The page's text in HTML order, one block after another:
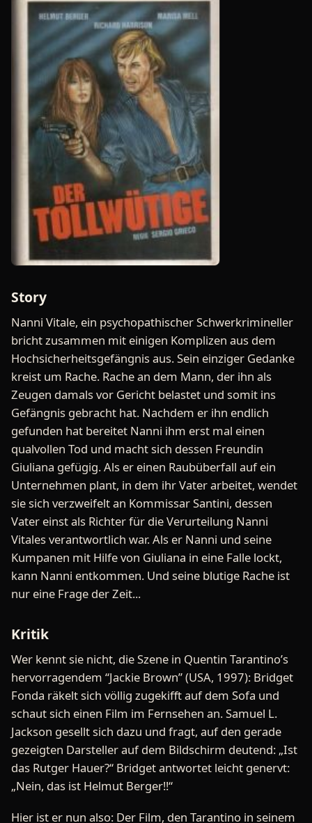
Story
Nanni Vitale, ein psychopathischer Schwerkrimineller
bricht zusammen mit einigen Komplizen aus dem
Hochsicherheitsgefängnis aus. Sein einziger Gedanke
kreist um Rache. Rache an dem Mann, der ihn als
Zeugen damals vor Gericht belastet und somit ins
Gefängnis gebracht hat. Nachdem er ihn endlich
gefunden hat bereitet Nanni ihm erst mal einen
qualvollen Tod und macht sich dessen Freundin
Giuliana gefügig. Als er einen Raubüberfall auf ein
Unternehmen plant, in dem ihr Vater arbeitet, wendet
sie sich verzweifelt an Kommissar Santini, dessen
Vater einst als Richter für die Verurteilung Nanni
Vitales verantwortlich war. Als er Nanni und seine
Kumpanen mit Hilfe von Giuliana in eine Falle lockt,
kann Nanni entkommen. Und seine blutige Rache ist
nur eine Frage der Zeit...
Kritik
Wer kennt sie nicht, die Szene in Quentin Tarantino’s
hervorragendem “Jackie Brown” (USA, 1997): Bridget
Fonda räkelt sich völlig zugekifft auf dem Sofa und
schaut sich einen Film im Fernsehen an. Samuel L.
Jackson gesellt sich dazu und fragt, auf den gerade
gezeigten Darsteller auf dem Bildschirm deutend: „Ist
das Rutger Hauer?“ Bridget antwortet leicht genervt:
„Nein, das ist Helmut Berger!!“
Hier ist er nun also: Der Film, den Tarantino in seinem